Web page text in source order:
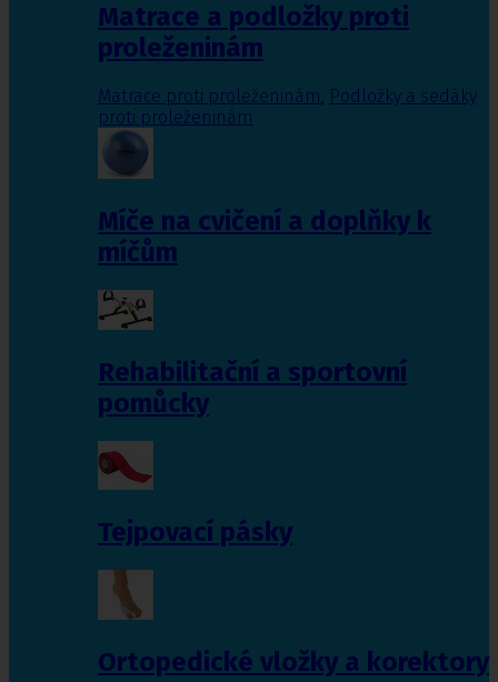
Matrace a podložky proti
proleženinám
Matrace proti proleženinám, Podložky a sedáky
proti proleženinám
Míče na cvičení a doplňky k
míčům
Rehabilitační a sportovní
pomůcky
Tejpovací pásky
Ortopedické vložky a korektory